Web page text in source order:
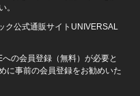
。
ク公式通販サイトUNIVERSAL
の会員登録（無料）が必要と
に事前の会員登録をお勧めいた